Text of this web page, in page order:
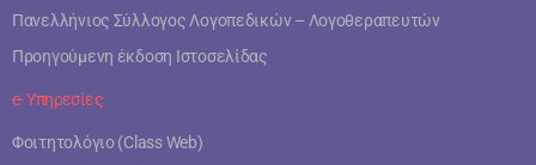
Πανελλήνιος Σύλλογος Λογοπεδικών – Λογοθεραπευτών
Προηγούμενη έκδοση Ιστοσελίδας
e- Υπηρεσίες
Φοιτητολόγιο (Class Web)